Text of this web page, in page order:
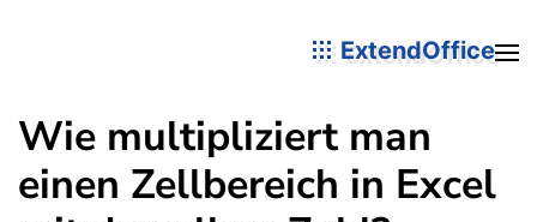
ExtendOffice
Wie multipliziert man
einen Zellbereich in Excel